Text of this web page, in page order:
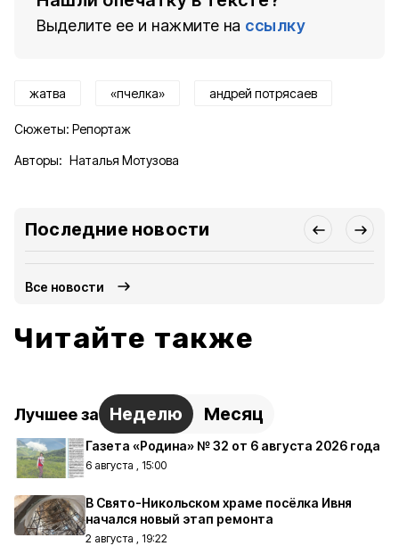
Выделите ее и нажмите на ссылку
жатва «пчелка» андрей потрясаев
Сюжеты: Репортаж
Авторы: Наталья Мотузова
Последние новости
Все новости
Читайте также
Лучшее за Неделю Месяц
Газета «Родина» № 32 от 6 августа 2026 года
6 августа , 15:00
В Свято-Никольском храме посёлка Ивня
начался новый этап ремонта
2 августа , 19:22